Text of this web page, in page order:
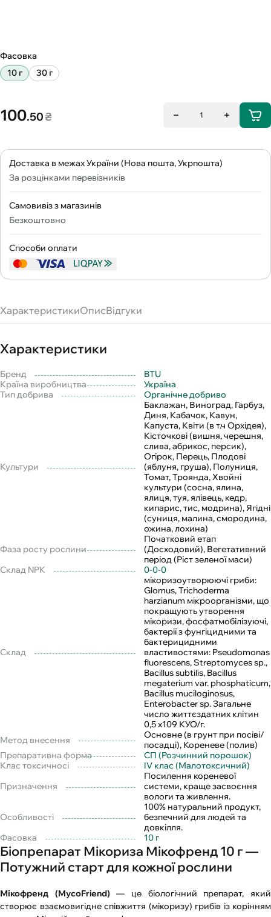
Фасовка
10 г
30 г
100.50₴ 1
Доставка в межах України (Нова пошта, Укрпошта)
За розцінками перевізників
Самовивіз з магазинів
Безкоштовно
Способи оплати
ХарактеристикиОписВідгуки
Характеристики
Бренд
BTU
Країна виробництва
Україна
Тип добрива
Органічне добриво
Культури
Баклажан, Виноград, Гарбуз,
Диня, Кабачок, Кавун,
Капуста, Квіти (в т.ч Орхідея),
Кісточкові (вишня, черешня,
слива, абрикос, персик),
Огірок, Перець, Плодові
(яблуня, груша), Полуниця,
Томат, Троянда, Хвойні
культури (сосна, ялина,
ялиця, туя, ялівець, кедр,
кипарис, тис, модрина), Ягідні
(суниця, малина, смородина,
ожина, лохина)
Фаза росту рослини
Початковий етап
(Досходовий), Вегетативний
період (Ріст зеленої маси)
Склад NPK
0-0-0
Склад
мікоризоутворюючі гриби:
Glomus, Trichoderma
harzianum мікроорганізми, що
покращують утворення
мікоризи, фосфатмобілізуючі,
бактерії з фунгіцидними та
бактерицидними
властивостями: Pseudomonas
fluorescens, Streptomyces sp.,
Bacillus subtilis, Bacillus
megaterium var. phosphaticum,
Bacillus muciloginosus,
Enterobacter sp. Загальне
число життєздатних клітин
0,5 х109 КУО/г.
Метод внесення
Основне (в грунт при посіві/
посадці), Кореневе (полив)
Препаративна форма
СП (Розчинний порошок)
Клас токсичносі
IV клас (Малотоксичний)
Призначення
Посилення кореневої
системи, краще засвоєння
вологи та живлення.
Особливості
100% натуральний продукт,
безпечний для людей та
довкілля.
Фасовка
10 г
Біопрепарат Мікориза Мікофренд 10 г —
Потужний старт для кожної рослини
Мікофренд (MycoFriend)— це біологічний препарат, який
створює взаємовигідне співжиття (мікоризу) грибів із корінням